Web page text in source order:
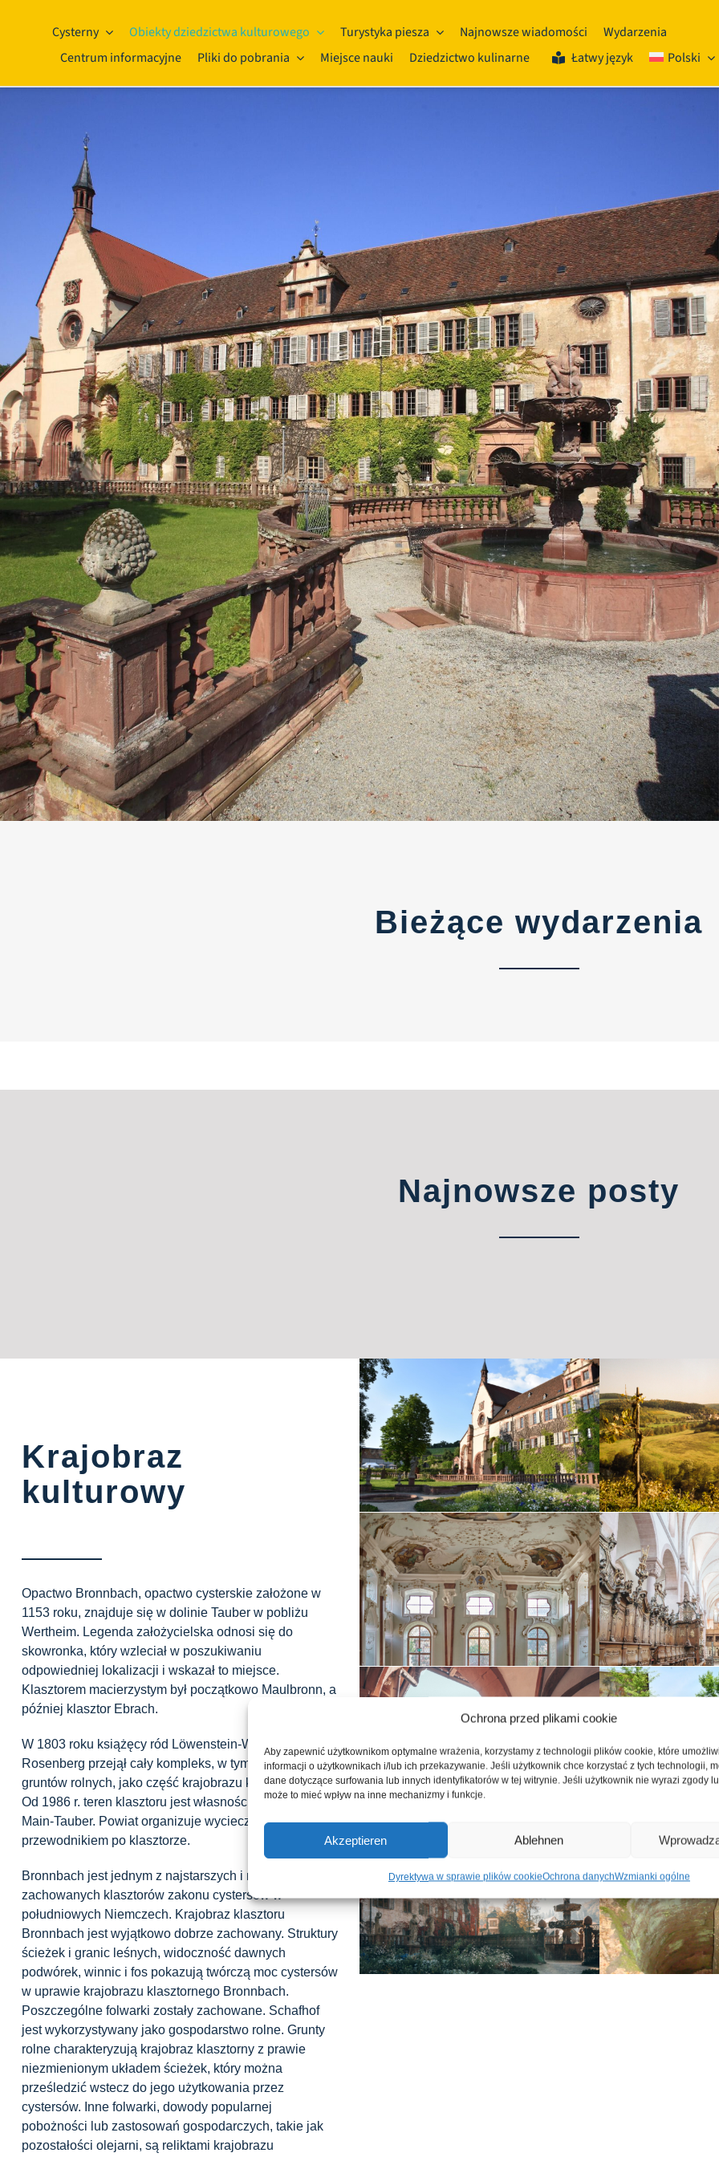
Ochrona przed plikami cookie
Aby zapewnić użytkownikom optymalne wrażenia, korzystamy z technologii plików cookie, które
informacji o użytkownikach i/lub ich przekazywanie. Jeśli użytkownik chce korzystać z tych technologii,
dane dotyczące surfowania lub innych identyfikatorów w tej witrynie. Jeśli użytkownik nie wyrazi zgody
może to mieć wpływ na inne mechanizmy i funkcje.
Akzeptieren Ablehnen
Dyrektywa w sprawie plików cookieOchrona danychWzmianki ogólne
Cysterny Obiekty dziedzictwa kulturowego Turystyka piesza Najnowsze wiadomości
Wydarzenia
Centrum informacyjne
Pliki do pobrania Miejsce nauki Dziedzictwo kulinarne Łatwy język Polski
Bieżące wydarzenia
Najnowsze posty
Krajobraz
kulturowy
Opactwo Bronnbach, opactwo cysterskie założone w
1153 roku, znajduje się w dolinie Tauber w pobliżu
Wertheim. Legenda założycielska odnosi się do
skowronka, który wzleciał w poszukiwaniu
odpowiedniej lokalizacji i wskazał to miejsce.
Klasztorem macierzystym był początkowo Maulbronn, a
później klasztor Ebrach.
W 1803 roku książęcy ród Löwenstein-Wertheim-
Rosenberg przejął cały kompleks, w tym dużą część
gruntów rolnych, jako część krajobrazu klasztornego.
Od 1986 r. teren klasztoru jest własnością powiatu
Main-Tauber. Powiat organizuje wycieczki z
przewodnikiem po klasztorze.
Bronnbach jest jednym z najstarszych i najlepiej
zachowanych klasztorów zakonu cystersów w
południowych Niemczech. Krajobraz klasztoru
Bronnbach jest wyjątkowo dobrze zachowany. Struktury
ścieżek i granic leśnych, widoczność dawnych
podwórek, winnic i fos pokazują twórczą moc cystersów
w uprawie krajobrazu klasztornego Bronnbach.
Poszczególne folwarki zostały zachowane. Schafhof
jest wykorzystywany jako gospodarstwo rolne. Grunty
rolne charakteryzują krajobraz klasztorny z prawie
niezmienionym układem ścieżek, który można
prześledzić wstecz do jego użytkowania przez
cystersów. Inne folwarki, dowody popularnej
pobożności lub zastosowań gospodarczych, takie jak
pozostałości olejarni, są reliktami krajobrazu